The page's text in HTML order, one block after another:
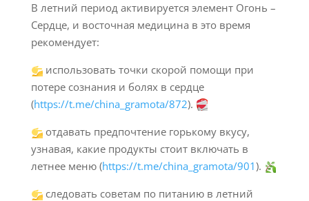
В летний период активируется элемент Огонь –
Сердце, и восточная медицина в это время
рекомендует:
использовать точки скорой помощи при
потере сознания и болях в сердце
(https://t.me/china_gramota/872).
отдавать предпочтение горькому вкусу,
узнавая, какие продукты стоит включать в
летнее меню (https://t.me/china_gramota/901).
следовать советам по питанию в летний